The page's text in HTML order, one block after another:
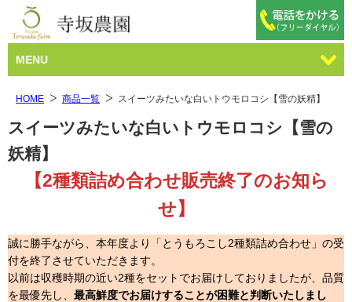
MENU
HOME 商品一覧 スイーツみたいな白いトウモロコシ【雪の妖精】
スイーツみたいな白いトウモロコシ【雪の
妖精】
【2種類詰め合わせ販売終了のお知ら
せ】
誠に勝手ながら、本年度より「とうもろこし2種類詰め合わせ」の受
付を終了させていただきます。
以前は収穫時期の近い2種をセットでお届けしておりましたが、品質
を最優先し、 最高鮮度でお届けすることが困難と判断いたしまし